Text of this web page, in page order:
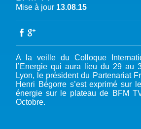
LES MEMBRES DU PFE
RÈGLEMENT DES COTISATIONS DES
DEVENIR MEMBRE
NOTRE GOUVERNANCE
NOTRE SECRÉTARIAT
NOTRE PLAIDOYER MULTI-ACTEUR
L’EAU DANS LES OBJECTIFS DU
EAU & CLIMAT
ACCÈS À LA WASH DANS LES CONTEXTES DE
WASH ROAD MAP
CRISE UKRAINIENNE 2022
EAUX, SOLS, AGROÉCOLOGIE ET SÉCURITÉ
AUTRES EXPERTISES
ÉVÉNEMENTS
COP29 CLIMAT – BAKOU 2024
FORUM URBAIN MONDIAL – LE CAIRE 2024
COP16 BIODIVERSITÉ – CALI 2024
FORUM MONDIAL DE L’EAU – BALI 2024
PRESSE
Mise à jour 13.08.15
A la veille du Colloque
l’Energie qui aura lieu du 29 au
Lyon, le président du Partenariat
Henri Bégorre s’est exprimé sur
énergie sur le plateau de BFM
Octobre.